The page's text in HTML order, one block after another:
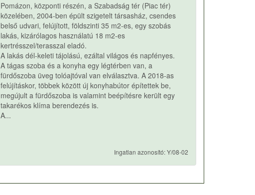
Pomázon, központi részén, a Szabadság tér (Piac tér)
közelében, 2004-ben épült szigetelt társasház, csendes
belső udvari, felújított, földszinti 35 m2-es, egy szobás
lakás, kizárólagos használatú 18 m2-es
kertrésszel/terasszal eladó.
A lakás dél-keleti tájolású, ezáltal világos és napfényes.
A tágas szoba és a konyha egy légtérben van, a
fürdőszoba üveg tolóajtóval van elválasztva. A 2018-as
felújításkor, többek között új konyhabútor építettek be,
megújult a fürdőszoba is valamint beépítésre került egy
takarékos klíma berendezés is.
A...
Ingatlan azonosító: Y/08-02